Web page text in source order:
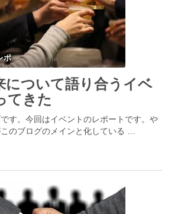
ポ
について語り合うイベ
てきた
す。今回はイベントのレポートです。や
のブログのメインと化している …